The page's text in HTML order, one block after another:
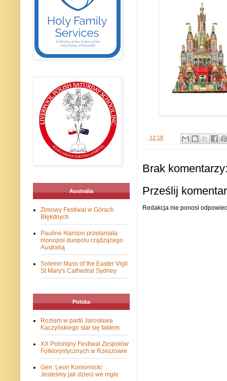
. 12:18
Brak
Prześlij
Redakcja nie ponosi
Australia
Zimowy Festiwal w Górach
Błękitnych
Pauline Hanson przełamała
monopol duopolu rządzącego
Australią
Solemn Mass of the Easter Vigil
St Mary's Cathedral Sydney
Polska
Rozłam w partii Jarosława
Kaczyńskiego stał się faktem
XX Polonijny Festiwal Zespołów
Folklorystycznych w Rzeszowie
Gen. Leon Komornicki:
Jesteśmy jak dzieci we mgle